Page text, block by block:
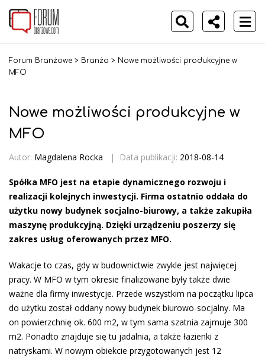
Forum Branżowe > Branża > Nowe możliwości produkcyjne w
MFO
Nowe możliwości produkcyjne w
MFO
Autor: Magdalena Rocka | Data publikacji: 2018-08-14
Spółka MFO jest na etapie dynamicznego rozwoju i
realizacji kolejnych inwestycji. Firma ostatnio oddała do
użytku nowy budynek socjalno-biurowy, a także zakupiła
maszynę produkcyjną. Dzięki urządzeniu poszerzy się
zakres usług oferowanych przez MFO.
Wakacje to czas, gdy w budownictwie zwykle jest najwięcej
pracy. W MFO w tym okresie finalizowane były także dwie
ważne dla firmy inwestycje. Przede wszystkim na początku lipca
do użytku został oddany nowy budynek biurowo-socjalny. Ma
on powierzchnię ok. 600 m2, w tym sama szatnia zajmuje 300
m2. Ponadto znajduje się tu jadalnia, a także łazienki z
natryskami. W nowym obiekcie przygotowanych jest 12